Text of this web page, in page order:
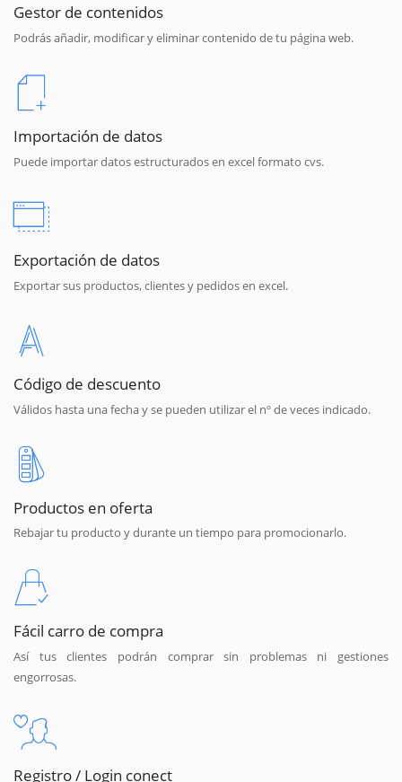
Gestor de contenidos
Podrás añadir, modificar y eliminar contenido de tu página web.
Importación de datos
Puede importar datos estructurados en excel formato cvs.
Exportación de datos
Exportar sus productos, clientes y pedidos en excel.
Código de descuento
Válidos hasta una fecha y se pueden utilizar el nº de veces indicado.
Productos en oferta
Rebajar tu producto y durante un tiempo para promocionarlo.
Fácil carro de compra
Así tus clientes podrán comprar sin problemas ni gestiones
engorrosas.
Registro / Login conect